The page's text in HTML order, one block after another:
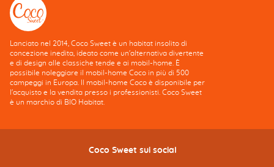
Lanciato nel 2014, Coco Sweet è un habitat insolito di
concezione inedita, ideato come un'alternativa divertente
e di design alle classiche tende e ai mobil-home. È
possibile noleggiare il mobil-home Coco in più di 500
campeggi in Europa. Il mobil-home Coco è disponibile per
l'acquisto e la vendita presso i professionisti. Coco Sweet
è un marchio di BIO Habitat.
Coco Sweet sui social